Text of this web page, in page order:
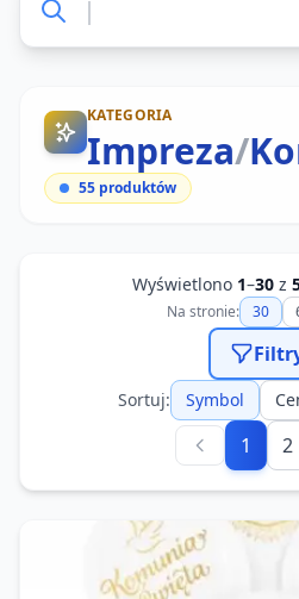
KATEGORIA
Impreza/
55 produktów
Wyświetlono 1–30 z
Na stronie: 30
Sortuj: Symbol
1 2